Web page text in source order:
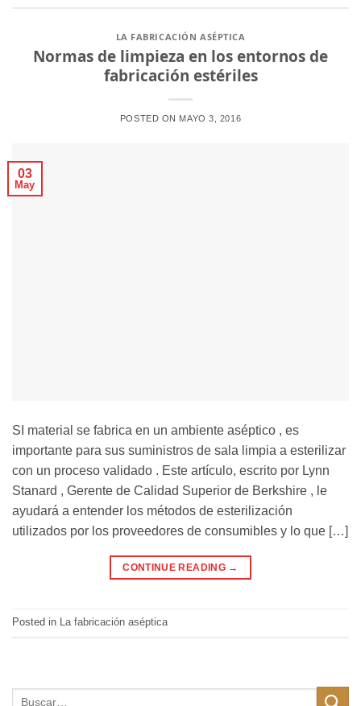
LA FABRICACIÓN ASÉPTICA
Normas de limpieza en los entornos de
fabricación estériles
POSTED ON MAYO 3, 2016
03
May
SI material se fabrica en un ambiente aséptico , es
importante para sus suministros de sala limpia a esterilizar
con un proceso validado . Este artículo, escrito por Lynn
Stanard , Gerente de Calidad Superior de Berkshire , le
ayudará a entender los métodos de esterilización
utilizados por los proveedores de consumibles y lo que […]
CONTINUE READING →
Posted in La fabricación aséptica